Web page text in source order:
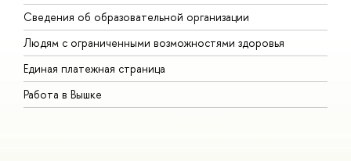
Сведения об образовательной организации
Людям с ограниченными возможностями здоровья
Единая платежная страница
Работа в Вышке